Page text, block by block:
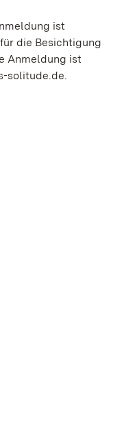
ist
die Besichtigung
Anmeldung ist
solitude.de.